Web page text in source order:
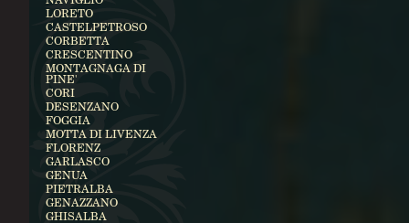
LORETO
CASTELPETROSO
CORBETTA
CRESCENTINO
MONTAGNAGA DI
PINE'
CORI
DESENZANO
FOGGIA
MOTTA DI LIVENZA
FLORENZ
GARLASCO
GENUA
PIETRALBA
GENAZZANO
GHISALBA